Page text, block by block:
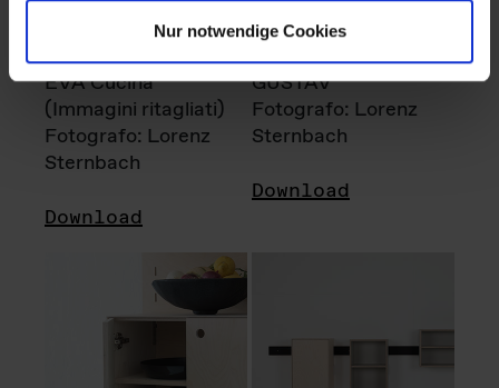
Nur notwendige Cookies
EVA Cucina
(Immagini ritagliati)
Fotografo: Lorenz
Sternbach
Download
GUSTAV
Fotografo: Lorenz
Sternbach
Download